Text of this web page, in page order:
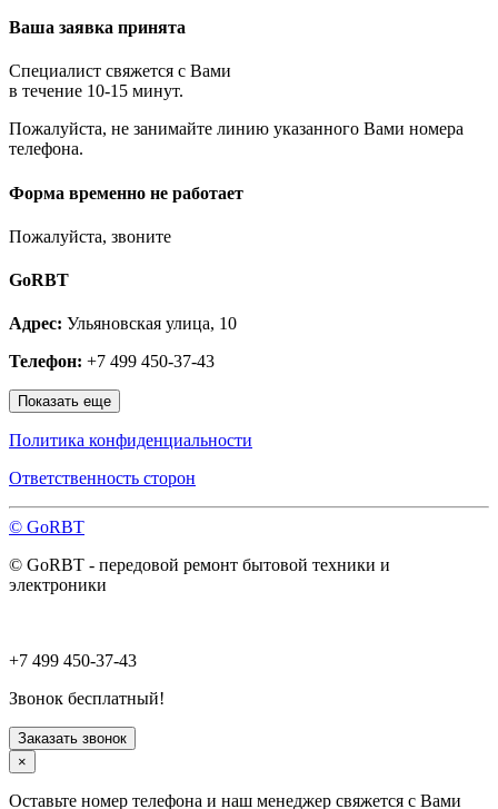
Красногорск
Краснознаменск
Кубинка
Ликино-Дулёво
Лобня
Луховицы
Люберцы
Малаховка
Можайск
Москва и МО
Наро-Фоминск
Ногинск
Одинцово
Ожерелье
Орехово-Зуево
Пересвет
Подольск
Протвино
Пущино
Раменское
Руза
Сергиев Посад
Серпухов
Солнечногорск
Старая Купавна
Ступино
Ваша заявка принята
Специалист свяжется с Вами
в течение 10-15 минут.
Пожалуйста, не занимайте линию указанного Вами номера
телефона.
Форма временно не работает
Пожалуйста, звоните
GoRBT
Адрес: Ульяновская улица, 10
Телефон: +7 499 450-37-43
Показать еще
Политика конфиденциальности
Ответственность сторон
© GoRBT
© GoRBT - передовой ремонт бытовой техники и
электроники
+7 499 450-37-43
Звонок бесплатный!
Заказать звонок
×
Оставьте номер телефона и наш менеджер свяжется с Вами